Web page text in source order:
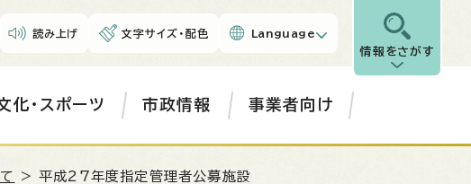
読み上げ 文字サイズ・配色 Language
情報をさがす
化・スポーツ 市政情報 事業者向け
> 平成27年度指定管理者公募施設